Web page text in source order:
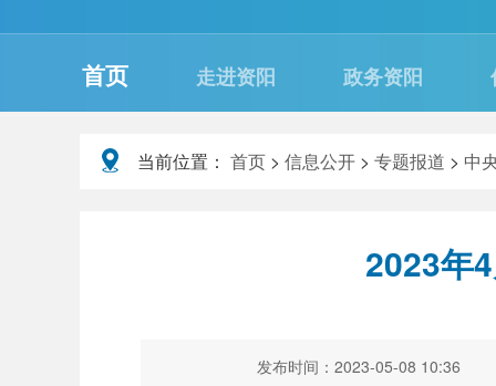
首页 走进资阳 政务资阳
当前位置： 首页 > 信息公开 > 专题报道 > 中
2023年
发布时间：2023-05-08 10:36